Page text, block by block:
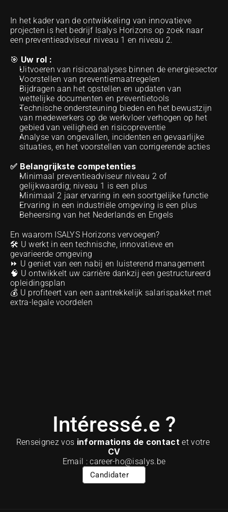
In het kader van de ontwikkeling van innovatieve
projecten is het bedrijf Isalys Horizons op zoek naar
een preventieadviseur niveau 1 en niveau 2.
🎯 Uw rol :
Uitvoeren van risicoanalyses binnen de energiesector
Voorstellen van preventiemaatregelen
Bijdragen aan het opstellen en updaten van
wettelijke documenten en preventietools
Technische ondersteuning bieden en het bewustzijn
van medewerkers op de werkvloer verhogen op het
gebied van veiligheid en risicopreventie
Analyse van ongevallen, incidenten en gevaarlijke
situaties, en het voorstellen van corrigerende acties
✅ Belangrijkste competenties
Minimaal preventieadviseur niveau 2 of
gelijkwaardig; niveau 1 is een plus
Minimaal 2 jaar ervaring in een soortgelijke functie
Ervaring in een industriële omgeving is een plus
Beheersing van het Nederlands en Engels
En waarom ISALYS Horizons vervoegen?
🛠️ U werkt in een technische, innovatieve en
gevarieerde omgeving
⏩ U geniet van een nabij en luisterend management
🧠 U ontwikkelt uw carrière dankzij een gestructureerd
opleidingsplan
💰 U profiteert van een aantrekkelijk salarispakket met
extra-legale voordelen
Intéressé.e ?
Renseignez vos informations de contact et votre
CV
Email : career-ho@isalys.be
Candidater